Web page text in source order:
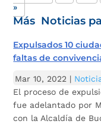
»
Más Noticias
Expulsados 10
faltas de
Mar 10, 2022 |
El proceso de
fue adelantado por
con la Alcaldía de